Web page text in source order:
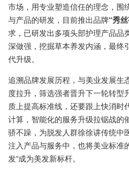
市场，用专业塑造信任的理念，围
与产品的研发，目前推出品牌“秀
求，已研发出多项头部护理产品品
深做强，挖掘草本养发内涵，最终
代升级。
追溯品牌发展历程，与美业发展生
度拉升，筛选强者晋升下一轮转型
质上提高标准线，还要跟上快消时
计算，智能化的服务升级拉锯战的
骄不躁，为脱发人群徐徐讲传统中
注入产品与服务中，也将美业标准
发”成为美发新标杆。